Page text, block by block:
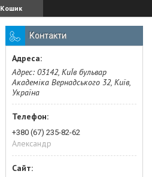
Кошик
Контакти
Адрес: 03142, КиЇв бульвар
Академіка Вернадського 32, Київ,
Україна
+380 (67) 235-82-62
Александр